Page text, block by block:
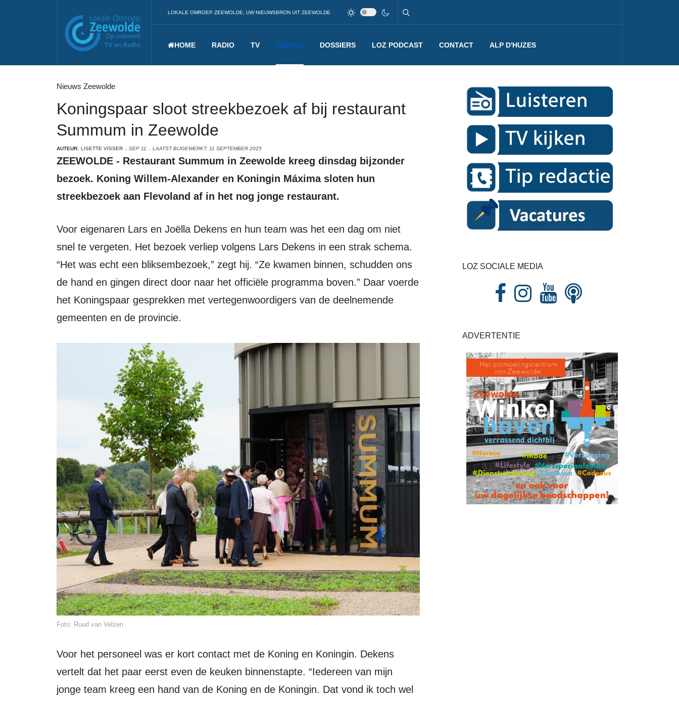
LOKALE OMROEP ZEEWOLDE, UW NIEUWSBRON UIT ZEEWOLDE
HOME RADIO TV NIEUWS DOSSIERS LOZ PODCAST CONTACT ALP D'HUZES
Nieuws Zeewolde
Koningspaar sloot streekbezoek af bij restaurant
Summum in Zeewolde
AUTEUR: LISETTE VISSER SEP 11 LAATST BIJGEWERKT: 11 SEPTEMBER 2025
ZEEWOLDE - Restaurant Summum in Zeewolde kreeg dinsdag bijzonder
bezoek. Koning Willem-Alexander en Koningin Máxima sloten hun
streekbezoek aan Flevoland af in het nog jonge restaurant.
Voor eigenaren Lars en Joëlla Dekens en hun team was het een dag om niet
snel te vergeten. Het bezoek verliep volgens Lars Dekens in een strak schema.
“Het was echt een bliksembezoek,” zegt hij. “Ze kwamen binnen, schudden ons
de hand en gingen direct door naar het officiële programma boven.” Daar voerde
het Koningspaar gesprekken met vertegenwoordigers van de deelnemende
gemeenten en de provincie.
Foto: Ruud van Velzen
Voor het personeel was er kort contact met de Koning en Koningin. Dekens
vertelt dat het paar eerst even de keuken binnenstapte. “Iedereen van mijn
jonge team kreeg een hand van de Koning en de Koningin. Dat vond ik toch wel
LOZ SOCIALE MEDIA
ADVERTENTIE